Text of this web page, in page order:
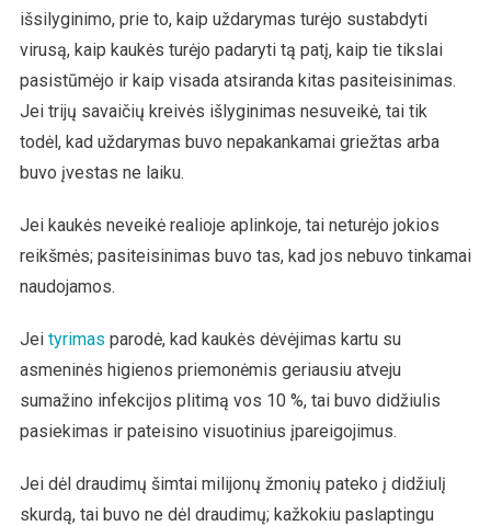
išsilyginimo, prie to, kaip uždarymas turėjo sustabdyti
virusą, kaip kaukės turėjo padaryti tą patį, kaip tie tikslai
pasistūmėjo ir kaip visada atsiranda kitas pasiteisinimas.
Jei trijų savaičių kreivės išlyginimas nesuveikė, tai tik
todėl, kad uždarymas buvo nepakankamai griežtas arba
buvo įvestas ne laiku.
Jei kaukės neveikė realioje aplinkoje, tai neturėjo jokios
reikšmės; pasiteisinimas buvo tas, kad jos nebuvo tinkamai
naudojamos.
Jei tyrimas parodė, kad kaukės dėvėjimas kartu su
asmeninės higienos priemonėmis geriausiu atveju
sumažino infekcijos plitimą vos 10 %, tai buvo didžiulis
pasiekimas ir pateisino visuotinius įpareigojimus.
Jei dėl draudimų šimtai milijonų žmonių pateko į didžiulį
skurdą, tai buvo ne dėl draudimų; kažkokiu paslaptingu